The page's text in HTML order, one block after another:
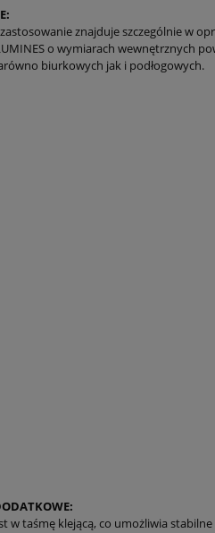
zastosowanie znajduje szczególnie w
o wymiarach wewnętrznych
biurkowych jak i podłogowych.
w taśmę klejącą, co umożliwia